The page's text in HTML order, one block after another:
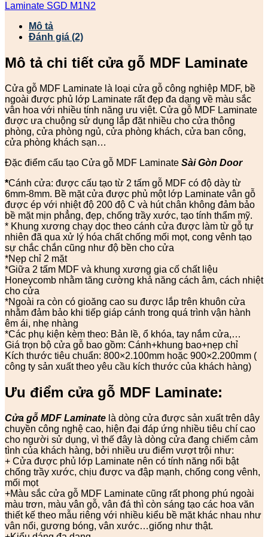
Laminate SGD M1N2
Mô tả
Đánh giá (2)
Mô tả chi tiết cửa gỗ MDF Laminate
Cửa gỗ MDF Laminate là loại cửa gỗ công nghiệp MDF, bề
ngoài được phủ lớp Laminate rất đẹp đa dạng về màu sắc
vân hoa với nhiều tính năng ưu việt. Cửa gỗ MDF Laminate
được ưa chuộng sử dụng lắp đặt nhiều cho cửa thông
phòng, cửa phòng ngủ, cửa phòng khách, cửa ban công,
cửa phòng khách sạn…
Đặc điểm cấu tạo Cửa gỗ MDF Laminate Sài Gòn Door
*Cánh cửa: được cấu tạo từ 2 tấm gỗ MDF có độ dày từ
6mm-8mm. Bề mặt cửa được phủ một lớp Laminate vân gỗ
được ép với nhiệt độ 200 độ C và hút chân không đảm bảo
bề mặt mịn phẳng, đẹp, chống trầy xước, tạo tính thẩm mỹ.
* Khung xương chạy dọc theo cánh cửa được làm từ gỗ tự
nhiên đã qua xử lý hóa chất chống mối mọt, cong vênh tạo
sự chắc chắn cũng như độ bền cho cửa
*Nẹp chỉ 2 mặt
*Giữa 2 tấm MDF và khung xương gia cố chất liệu
Honeycomb nhằm tăng cường khả năng cách âm, cách nhiệt
cho cửa
*Ngoài ra còn có gioăng cao su được lắp trên khuôn cửa
nhằm đảm bảo khi tiếp giáp cánh trong quá trình vận hành
êm ái, nhẹ nhàng
*Các phụ kiện kèm theo: Bản lề, ổ khóa, tay nắm cửa,…
Giá trọn bộ cửa gỗ bao gồm: Cánh+khung bao+nẹp chỉ
Kích thước tiêu chuẩn: 800×2.100mm hoặc 900×2.200mm (
công ty sản xuất theo yêu cầu kích thước của khách hàng)
Ưu điểm cửa gỗ MDF Laminate:
Cửa gỗ MDF Laminate là dòng cửa được sản xuất trên dây
chuyền công nghệ cao, hiện đại đáp ứng nhiều tiêu chí cao
cho người sử dụng, vì thế đây là dòng cửa đang chiếm cảm
tình của khách hàng, bởi nhiều ưu điểm vượt trội như:
+ Cửa được phủ lớp Laminate nên có tính năng nổi bật
chống trầy xước, chịu được va đập mạnh, chống cong vênh,
mối mọt
+Màu sắc cửa gỗ MDF Laminate cũng rất phong phú ngoài
màu trơn, màu vân gỗ, vân đá thì còn sáng tạo các hoa văn
thiết kế theo mẫu riêng với nhiều kiểu bề mặt khác nhau như
vân nổi, gương bóng, vân xước…giống như thật.